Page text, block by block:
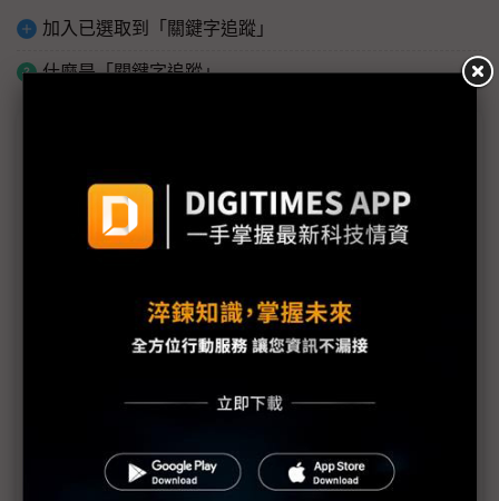
加入已選取到「關鍵字追蹤」
什麼是「關鍵字追蹤」
DIGITIMES企業機房論壇 促進資料中心維運最佳化
設計高效率資料中心 應掌握IT、機房基建及營運三大
憑藉預製式機房 從容因應未來維運管理需求
援引模組化、鋰鐵電池、DCIM等技術建造最佳機房